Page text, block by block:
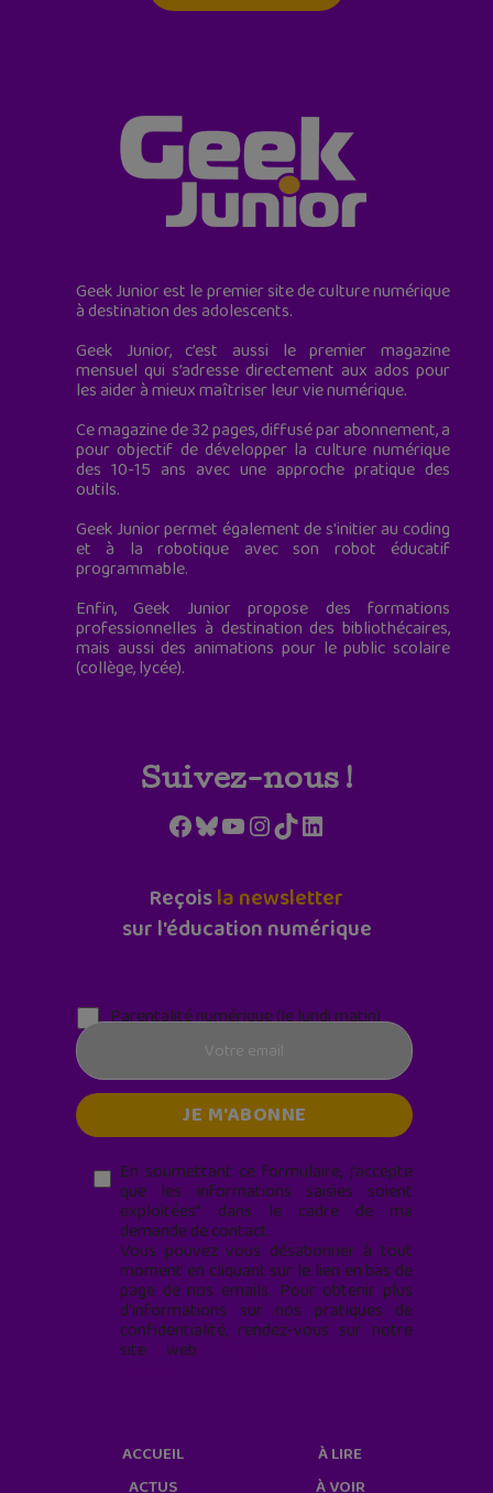
Geek Junior est le premier site de culture numérique
à destination des adolescents.
Geek Junior, c’est aussi le premier magazine
mensuel qui s’adresse directement aux ados pour
les aider à mieux maîtriser leur vie numérique.
Ce magazine de 32 pages, diffusé par abonnement, a
pour objectif de développer la culture numérique
des 10-15 ans avec une approche pratique des
outils.
Geek Junior permet également de s'initier au coding
et à la robotique avec son robot éducatif
programmable.
Enfin, Geek Junior propose des formations
professionnelles à destination des bibliothécaires,
mais aussi des animations pour le public scolaire
(collège, lycée).
Suivez-nous !
Facebook
Bluesky
YouTube
Instagram
TikTokLinkedIn
Reçoisla newsletter
sur l'éducation numérique
Parentalité numérique (le lundi matin)
En soumettant ce formulaire, j’accepte
que les informations saisies soient
exploitées* dans le cadre de ma
demande de contact.
Vous pouvez vous désabonner à tout
moment en cliquant sur le lien en bas de
page de nos emails. Pour obtenir plus
d'informations sur nos pratiques de
confidentialité, rendez-vous sur notre
site web
ACCUEIL
ACTUS
À LIRE
À VOIR